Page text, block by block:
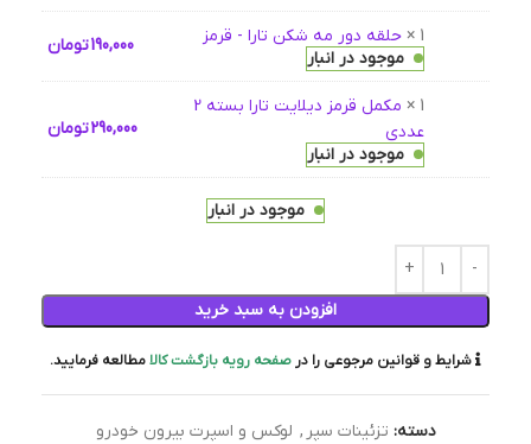
1 ×
حلقه دور مه شکن تارا - قرمز
موجود در انبار
190,000تومان
1 ×
مکمل قرمز دیلایت تارا بسته 2
عددی
موجود در انبار
290,000تومان
موجود در انبار
افزودن به سبد خرید
شرایط و قوانین مرجوعی را در صفحه رویه بازگشت کالامطالعه فرمایید.
دسته: تزئینات سپر , لوکس و اسپرت بیرون خودرو